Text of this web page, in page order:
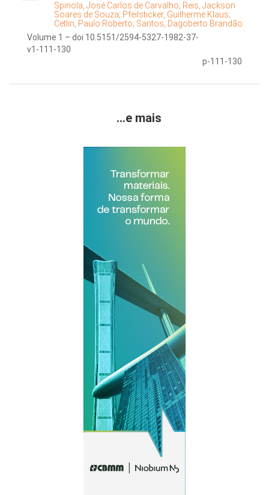
Spinola, José Carlos de Carvalho; Reis, Jackson
Soares de Souza; Pfeilsticker, Guilherme Klaus;
Cetlin, Paulo Roberto; Santos, Dagoberto Brandão
Volume 1 – doi 10.5151/2594-5327-1982-37-
v1-111-130
p-111-130
...e mais